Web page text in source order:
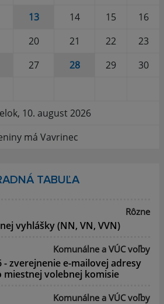
13 14 15
16
20 21 22
23
27 28 29
30
10. august 2026
má Vavrinec
TABUĽA
Rôzne
vyhlášky (NN, VN, VVN)
Komunálne a VÚC voľby
- zverejnenie e-mailovej adresy
miestnej volebnej komisie
Komunálne a VÚC voľby